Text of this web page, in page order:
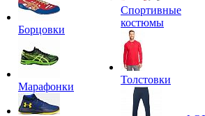
Борцовки
Марафонки
Спортивные
костюмы
Толстовки